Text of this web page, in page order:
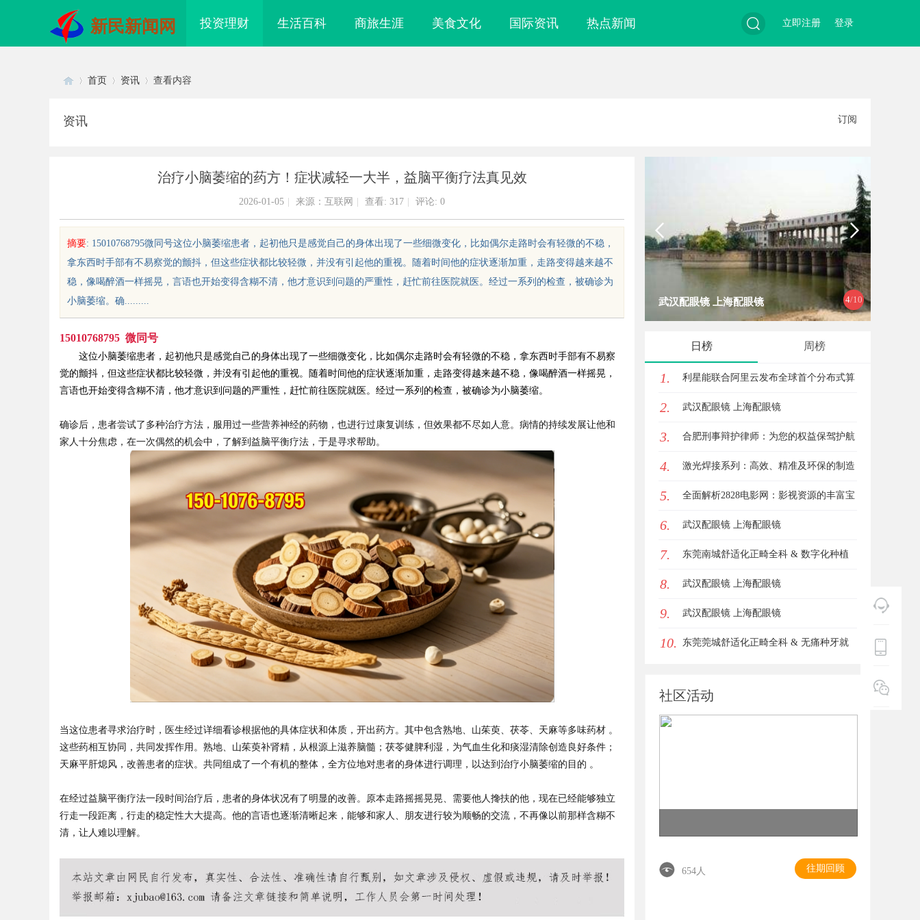
新民新闻网 投资理财 生活百科 商旅生涯 美食文化 国际资讯 热点新闻 登录
立即注册
sc
ar
首页 资讯 查看内容
资讯 订阅
治疗小脑萎缩的药方！症状减轻一大半，益脑平衡疗法真见效
2026-01-05 来源：互联网 查看: 317 评论: 0
摘要: 15010768795微同号这位小脑萎缩患者，起初他只是感觉自己的身体出现了一些细微变化，比如偶尔走路时会有轻微的不稳，
拿东西时手部有不易察觉的颤抖，但这些症状都比较轻微，并没有引起他的重视。随着时间他的症状逐渐加重，走路变得越来越不
稳，像喝醉酒一样摇晃，言语也开始变得含糊不清，他才意识到问题的严重性，赶忙前往医院就医。经过一系列的检查，被确诊为
小脑萎缩。确.........
15010768795 微同号
这位小脑萎缩患者，起初他只是感觉自己的身体出现了一些细微变化，比如偶尔走路时会有轻微的不稳，拿东西时手部有不易察
觉的颤抖，但这些症状都比较轻微，并没有引起他的重视。随着时间他的症状逐渐加重，走路变得越来越不稳，像喝醉酒一样摇晃，
言语也开始变得含糊不清，他才意识到问题的严重性，赶忙前往医院就医。经过一系列的检查，被确诊为小脑萎缩。
确诊后，患者尝试了多种治疗方法，服用过一些营养神经的药物，也进行过康复训练，但效果都不尽如人意。病情的持续发展让他和
家人十分焦虑，在一次偶然的机会中，了解到 益脑平衡疗法，于是寻求帮助。
当这位患者寻求治疗时，医生经过详细看诊根据他的具体症状和体质，开出药方。其中包含熟地、山茱萸、茯苓、天麻等多味药材 。
这些药相互协同，共同发挥作用。熟地、山茱萸补肾精，从根源上滋养脑髓；茯苓健脾利湿，为气血生化和痰湿清除创造良好条件；
天麻平肝熄风，改善患者的症状。共同组成了一个有机的整体，全方位地对患者的身体进行调理，以达到治疗小脑萎缩的目的 。
在经过益脑平衡疗法一段时间治疗后，患者的身体状况有了明显的改善。原本走路摇摇晃晃、需要他人搀扶的他，现在已经能够独立
行走一段距离，行走的稳定性大大提高。他的言语也逐渐清晰起来，能够和家人、朋友进行较为顺畅的交流，不再像以前那样含糊不
清，让人难以理解。
4/10
年轻卡回本能力解析：奥铃青春
关键因素与高潜力车型介绍
武汉配眼镜 上海配眼镜
日榜 周榜
1. 利星能联合阿里云发布全球首个分布式算
电协同解决方案
2. 武汉配眼镜 上海配眼镜
3. 合肥刑事辩护律师：为您的权益保驾护航
4. 激光焊接系列：高效、精准及环保的制造
解决方案
5. 全面解析2828电影网：影视资源的丰富宝
库及其使用指南
6. 武汉配眼镜 上海配眼镜
7. 东莞南城舒适化正畸全科 & 数字化种植
诊疗专业指南
8. 武汉配眼镜 上海配眼镜
9. 武汉配眼镜 上海配眼镜
10. 东莞莞城舒适化正畸全科 & 无痛种牙就
社区活动
654人 往期回顾